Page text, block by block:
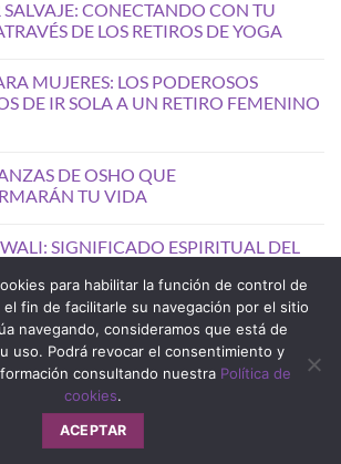
SALVAJE: CONECTANDO CON TU
DE LOS RETIROS DE YOGA
MUJERES: LOS PODEROSOS
DE IR SOLA A UN RETIRO FEMENINO
DE OSHO QUE
TU VIDA
SIGNIFICADO ESPIRITUAL DEL
para habilitar la función de control de
fin de facilitarle su navegación por el sitio
navegando, consideramos que está de
uso. Podrá revocar el consentimiento y
consultando nuestra Política de
cookies.
ACEPTAR